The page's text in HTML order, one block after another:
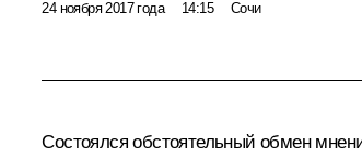
24 ноября 2017 года 14:15 Сочи
Состоялся обстоятельный обмен